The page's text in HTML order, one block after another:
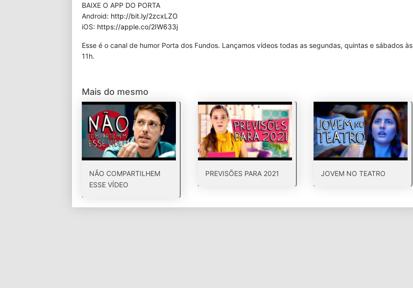
BAIXE O APP DO PORTA
Android: http://bit.ly/2zcxLZO
iOS: https://apple.co/2IW633j
Esse é o canal de humor Porta dos Fundos. Lançamos vídeos todas as segundas, quintas e sábados às
11h.
Mais do mesmo
NÃO COMPARTILHEM
ESSE VÍDEO
PREVISÕES PARA 2021 JOVEM NO TEATRO